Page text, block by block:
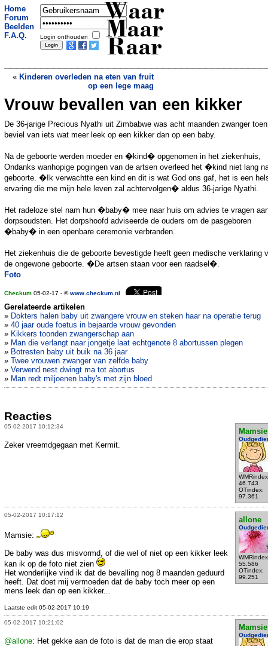
Home
Forum
Beelden
F.A.Q.
Login onthouden
Waar
Maar
Raar
« Kinderen overleden na eten van fruit
op een lege maag
Amsterdamse agent scheldt boete kwijt
om wel heel bijzondere reden»
Vrouw bevallen van een kikker
De 36-jarige Precious Nyathi uit Zimbabwe was acht maanden zwanger
beviel van iets wat meer leek op een kikker dan op een baby.
Na de geboorte werden moeder en �kind� opgenomen in het ziekenhuis,
Ondanks wanhopige pogingen van de artsen overleed het �kind niet lang
geboorte. �Ik verwachtte een kind en dit is wat God ons gaf, het is een
ervaring die me mijn hele leven zal achtervolgen� aldus 36-jarige Nyathi.
Het radeloze stel nam hun �baby� mee naar huis om advies te vragen
dorpsoudsten. Het dorpshoofd adviseerde de ouders om de pasgeboren
�baby� in een openbare ceremonie verbranden.
Het ziekenhuis die de geboorte bevestigde heeft geen medische verklaring
de ongewone geboorte. �De artsen staan voor een raadsel�.
Foto
Checkum 05-02-17 - ©www.checkum.nl
Gerelateerde artikelen
» Dokters halen baby uit zwangere vrouw en steken haar na operatie terug
» 40 jaar oude foetus in bejaarde vrouw gevonden
» Kikkers toonden zwangerschap aan
» Man die verlangt naar jongetje laat echtgenote 8 abortussen plegen
» Botresten baby uit buik na 36 jaar
» Twee vrouwen zwanger van zelfde baby
» Verwend nest dwingt ma tot abortus
» Man redt miljoenen baby's met zijn bloed
Reacties
05-02-2017 10:12:34
Mamsie
46.743
OTindex:
97.361
Zeker vreemdgegaan met Kermit.
05-02-2017 10:17:12
allone
55.586
OTindex:
99.251
Mamsie:
De baby was dus misvormd, of die wel of niet op een kikker leek
kan ik op de foto niet zien
Het wonderlijke vind ik dat de bevalling nog 8 maanden geduurd
heeft. Dat doet mij vermoeden dat de baby toch meer op een
mens leek dan op een kikker...
Laatste edit 05-02-2017 10:19
05-02-2017 10:21:02
Mamsie
@allone: Het gekke aan de foto is dat de man die erop staat